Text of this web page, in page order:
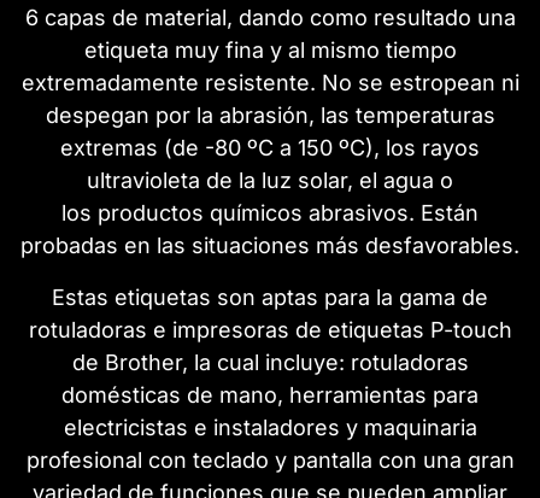
6 capas de material, dando como resultado una
etiqueta muy fina y al mismo tiempo
extremadamente resistente. No se estropean ni
despegan por la abrasión, las temperaturas
extremas (de -80 ºC a 150 ºC), los rayos
ultravioleta de la luz solar, el agua o
los productos químicos abrasivos. Están
probadas en las situaciones más desfavorables.
Estas etiquetas son aptas para la gama de
rotuladoras e impresoras de etiquetas P-touch
de Brother, la cual incluye: rotuladoras
domésticas de mano, herramientas para
electricistas e instaladores y maquinaria
profesional con teclado y pantalla con una gran